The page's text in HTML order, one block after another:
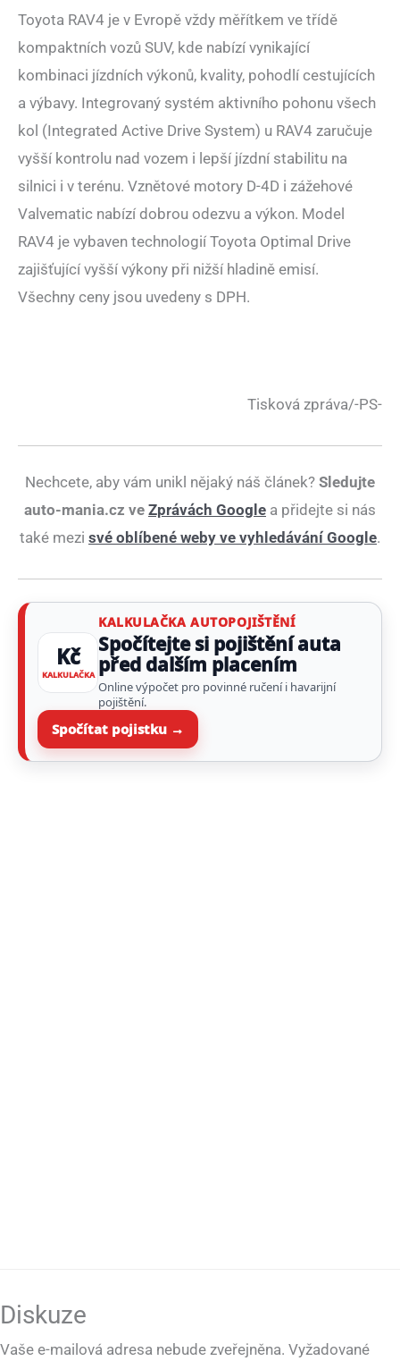
Toyota RAV4 je v Evropě vždy měřítkem ve třídě
kompaktních vozů SUV, kde nabízí vynikající
kombinaci jízdních výkonů, kvality, pohodlí cestujících
a výbavy. Integrovaný systém aktivního pohonu všech
kol (Integrated Active Drive System) u RAV4 zaručuje
vyšší kontrolu nad vozem i lepší jízdní stabilitu na
silnici i v terénu. Vznětové motory D-4D i zážehové
Valvematic nabízí dobrou odezvu a výkon. Model
RAV4 je vybaven technologií Toyota Optimal Drive
zajišťující vyšší výkony při nižší hladině emisí.
Všechny ceny jsou uvedeny s DPH.
Tisková zpráva/-PS-
Nechcete, aby vám unikl nějaký náš článek? Sledujte
auto-mania.cz ve Zprávách Google a přidejte si nás
také mezi své oblíbené weby ve vyhledávání Google.
Kč
KALKULAČKA
KALKULAČKA AUTOPOJIŠTĚNÍ
Spočítejte si pojištění auta
před dalším placením
Online výpočet pro povinné ručení i havarijní
pojištění.
Spočítat pojistku →
Diskuze
Vaše e-mailová adresa nebude zveřejněna. Vyžadované